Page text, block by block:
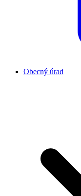
Obecný úrad